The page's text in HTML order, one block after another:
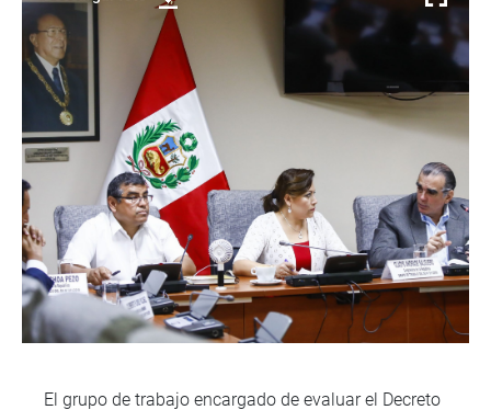
El grupo de trabajo encargado de evaluar el Decreto